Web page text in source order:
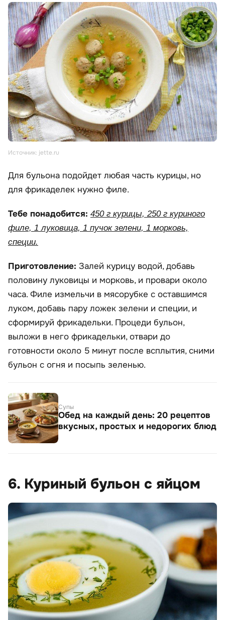
Источник: jette.ru
Для бульона подойдет любая часть курицы, но
для фрикаделек нужно филе.
Тебе понадобится: 450 г курицы, 250 г куриного
филе, 1 луковица, 1 пучок зелени, 1 морковь,
специи.
Приготовление: Залей курицу водой, добавь
половину луковицы и морковь, и провари около
часа. Филе измельчи в мясорубке с оставшимся
луком, добавь пару ложек зелени и специи, и
сформируй фрикадельки. Процеди бульон,
выложи в него фрикадельки, отвари до
готовности около 5 минут после всплытия, сними
бульон с огня и посыпь зеленью.
Супы
Обед на каждый день: 20 рецептов
вкусных, простых и недорогих блюд
6. Куриный бульон с яйцом